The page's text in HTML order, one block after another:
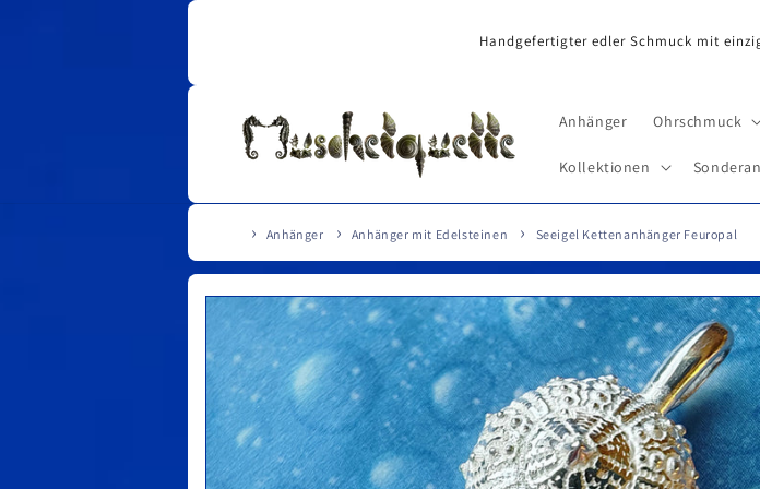
Handgefertigter edler Schmuck mit
Anhänger Ohrschmuck
Kollektionen
Anhänger Anhänger mit Edelsteinen Seeigel Kettenanhänger Feuropal
Zu
Produktinformationen
springen